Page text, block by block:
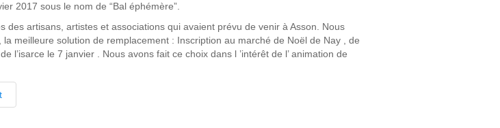
2017 sous le nom de “Bal éphémère”.
des artisans, artistes et associations qui avaient prévu de venir à Asson. Nous
meilleure solution de remplacement : Inscription au marché de Noël de Nay , de
l’isarce le 7 janvier . Nous avons fait ce choix dans l ’intérêt de l’ animation de